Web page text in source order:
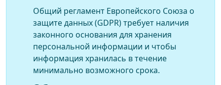
Общий регламент Европейского Союза о
защите данных (GDPR) требует наличия
законного основания для хранения
персональной информации и чтобы
информация хранилась в течение
минимально возможного срока.